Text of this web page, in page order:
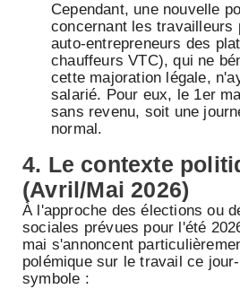
Cependant, une nouvelle
concernant les travailleurs
auto-entrepreneurs des
chauffeurs VTC), qui ne
cette majoration légale,
salarié. Pour eux, le 1er
sans revenu, soit une
normal.
4. Le contexte
(Avril/Mai 2026)
À l'approche des élections ou
sociales prévues pour l'été
mai s'annoncent
polémique sur le travail ce
symbole :